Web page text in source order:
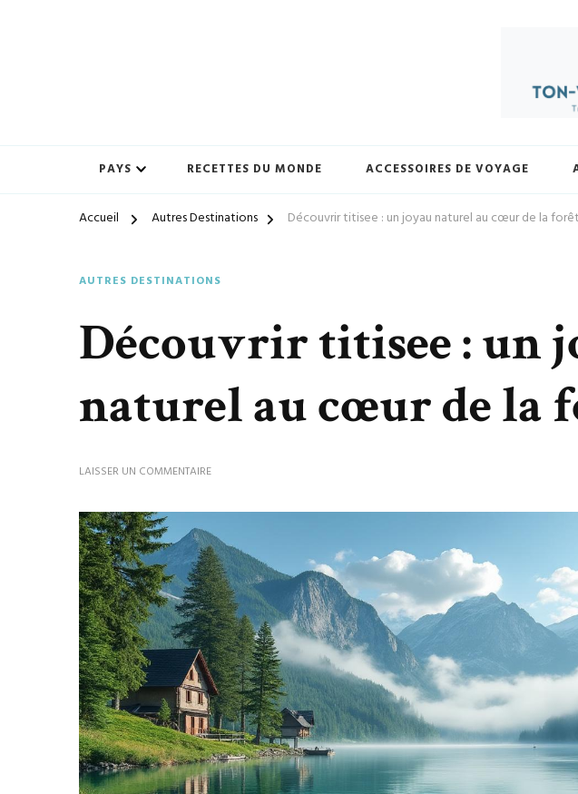
PAYS RECETTES DU MONDE ACCESSOIRES DE VOYAGE
Accueil Autres Destinations Découvrir titisee : un joyau naturel au cœur de la
AUTRES DESTINATIONS
Découvrir titisee : un
naturel au cœur de la
LAISSER UN COMMENTAIRESUR
:
UN
JOYAU
NATUREL
AU
CŒUR
DE
LA
FORÊT
NOIRE